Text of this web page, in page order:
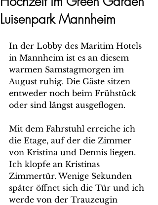
Luisenpark Mannheim
In der Lobby des Maritim Hotels
in Mannheim ist es an diesem
warmen Samstagmorgen im
August ruhig. Die Gäste sitzen
entweder noch beim Frühstück
oder sind längst ausgeflogen.
Mit dem Fahrstuhl erreiche ich
die Etage, auf der die Zimmer
von Kristina und Dennis liegen.
Ich klopfe an Kristinas
Zimmertür. Wenige Sekunden
später öffnet sich die Tür und ich
werde von der Trauzeugin